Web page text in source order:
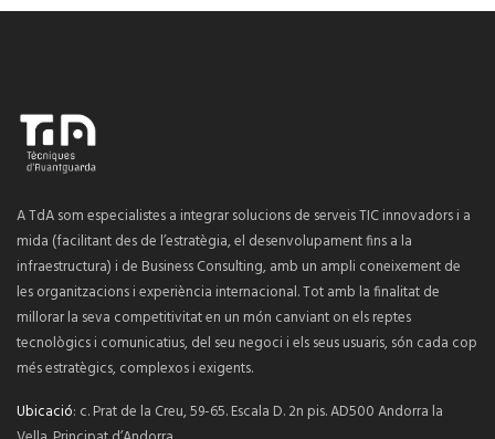
A TdA som especialistes a integrar solucions de serveis TIC innovadors i a
mida (facilitant des de l’estratègia, el desenvolupament fins a la
infraestructura) i de Business Consulting, amb un ampli coneixement de
les organitzacions i experiència internacional. Tot amb la finalitat de
millorar la seva competitivitat en un món canviant on els reptes
tecnològics i comunicatius, del seu negoci i els seus usuaris, són cada cop
més estratègics, complexos i exigents.
Ubicació: c. Prat de la Creu, 59-65. Escala D. 2n pis. AD500 Andorra la